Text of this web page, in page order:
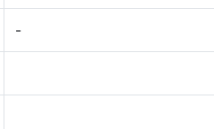
-